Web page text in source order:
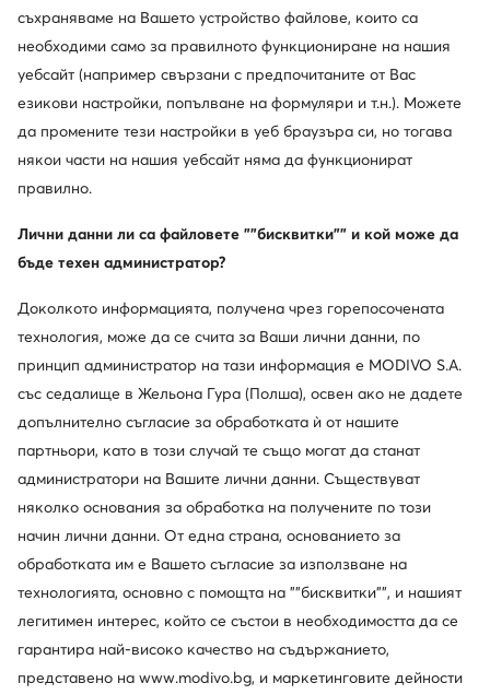
Апрески · Розов
Inuikii
Апрески · Розов
съхраняваме на Вашето устройство файлове, които са
необходими само за правилното функциониране на нашия
уебсайт (например свързани с предпочитаните от Вас
езикови настройки, попълване на формуляри и т.н.). Можете
да промените тези настройки в уеб браузъра си, но тогава
някои части на нашия уебсайт няма да функционират
правилно.
Лични данни ли са файловете ""бисквитки"" и кой може да
бъде техен администратор?
Доколкото информацията, получена чрез горепосочената
технология, може да се счита за Ваши лични данни, по
принцип администратор на тази информация е MODIVO S.A.
със седалище в Жельона Гура (Полша), освен ако не дадете
допълнително съгласие за обработката ѝ от нашите
партньори, като в този случай те също могат да станат
администратори на Вашите лични данни. Съществуват
няколко основания за обработка на получените по този
начин лични данни. От една страна, основанието за
обработката им е Вашето съгласие за използване на
технологията, основно с помощта на ""бисквитки"", и нашият
легитимен интерес, който се състои в необходимостта да се
гарантира най-високо качество на съдържанието,
представено на www.modivo.bg, и маркетинговите дейности